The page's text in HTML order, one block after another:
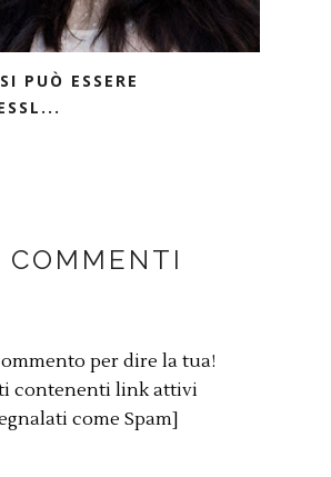
PUÒ ESSERE
COMMENTI
per dire la tua!
contenenti link attivi
come Spam]